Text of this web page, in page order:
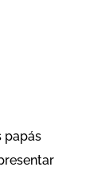
papás